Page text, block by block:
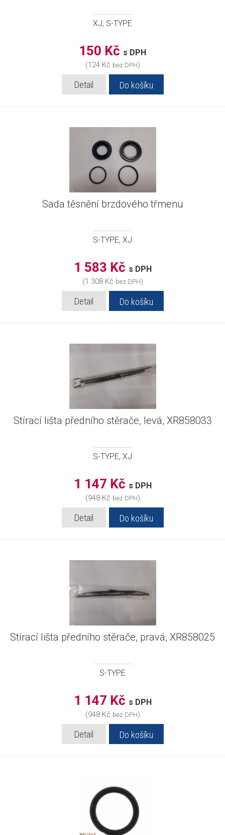
XJ, S-TYPE
150 Kč s DPH
(124 Kč bez DPH)
Detail Do košíku
Sada těsnění brzdového třmenu
S-TYPE, XJ
1 583 Kč s DPH
(1 308 Kč bez DPH)
Detail Do košíku
Stírací lišta předního stěrače, levá, XR858033
S-TYPE, XJ
1 147 Kč s DPH
(948 Kč bez DPH)
Detail Do košíku
Stírací lišta předního stěrače, pravá, XR858025
S-TYPE
1 147 Kč s DPH
(948 Kč bez DPH)
Detail Do košíku